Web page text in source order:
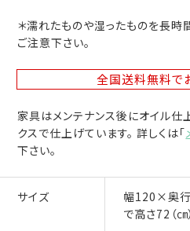
＊濡れたものや湿ったものを長時
ご注意下さい。
全国送料無料で
家具はメンテナンス後にオイル仕
クスで仕上げています。 詳しくは「
下さい。
サイズ
幅120×奥行
で高さ72（